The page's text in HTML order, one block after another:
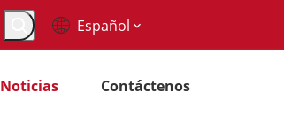
Español
Noticias Contáctenos